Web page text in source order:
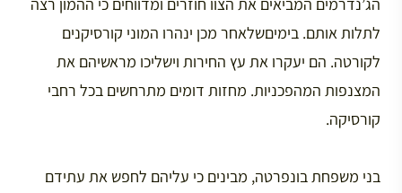
לתלות אותם. בימיםשלאחר מכן ינהרו המוני קורסיקנים
לקורטה. הם יעקרו את עץ החירות וישליכו מראשיהם את
המצנפות המהפכניות. מחזות דומים מתרחשים בכל רחבי
קורסיקה.
בני משפחת בונפרטה, מבינים כי עליהם לחפש את עתידם